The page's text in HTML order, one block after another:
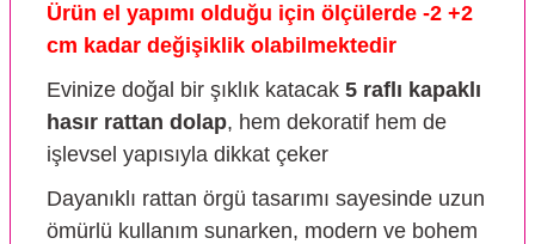
Ürün el yapımı olduğu için ölçülerde -2 +2
cm kadar değişiklik olabilmektedir
Evinize doğal bir şıklık katacak 5 raflı kapaklı
hasır rattan dolap, hem dekoratif hem de
işlevsel yapısıyla dikkat çeker
Dayanıklı rattan örgü tasarımı sayesinde uzun
ömürlü kullanım sunarken, modern ve bohem